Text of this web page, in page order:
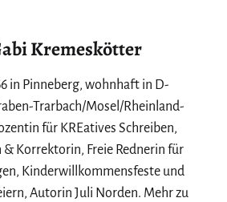
Kremeskötter
in Pinneberg, wohnhaft in D-
Trarbach/Mosel/Rheinland-
für KREatives Schreiben,
& Korrektorin, Freie Rednerin für
Kinderwillkommensfeste und
Autorin Juli Norden. Mehr zu